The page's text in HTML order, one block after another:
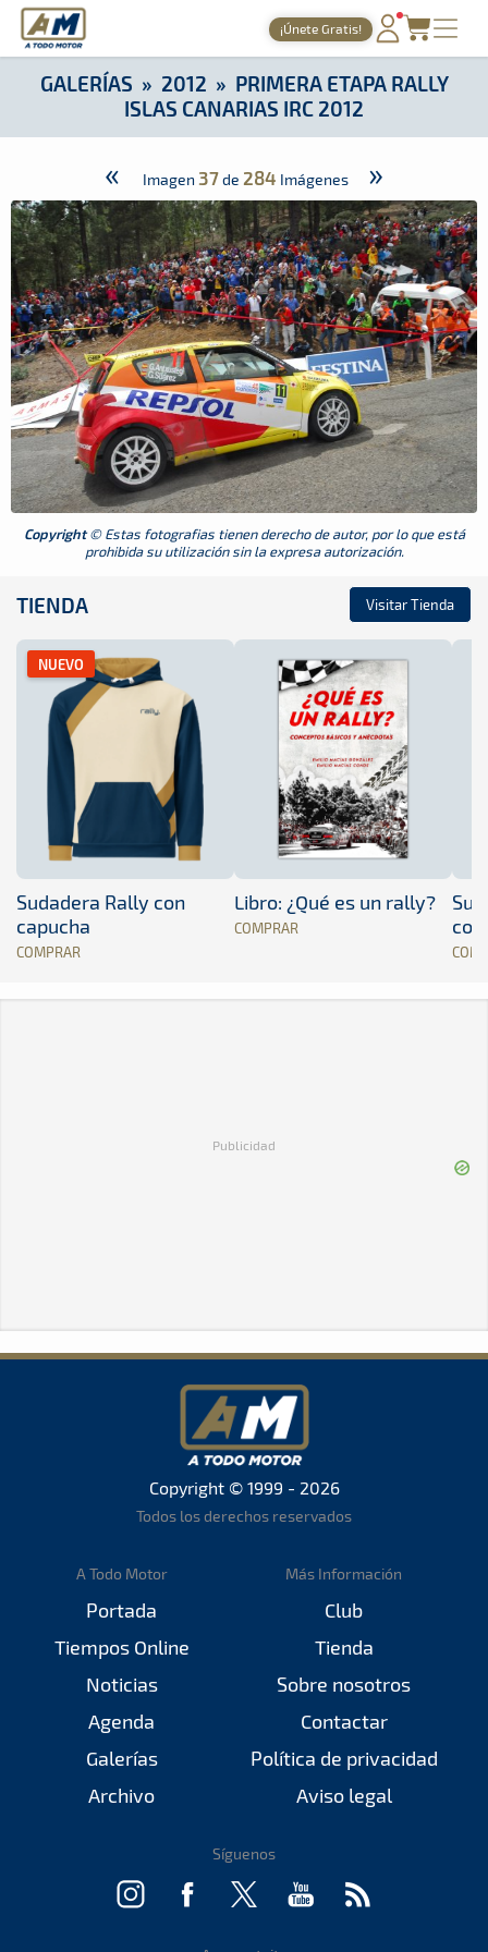
A Todo Motor · Revista del motor desde 1999
¡Únete Gratis!
PORTADA
TIEMPOS ONLINE
AGENDA
GALERÍAS
TIENDA
ARCHIVO
»
GALERÍAS » 2012 » PRIMERA ETAPA RALLY
ISLAS CANARIAS IRC 2012
« Imagen 37de 284 Imágenes »
Copyright© Estas fotografias tienen derecho de autor, por lo que está
prohibida su utilización sin la expresa autorización.
TIENDA Visitar Tienda
NUEVO
Sudadera Rally con
capucha
COMPRAR
Libro: ¿Qué es un rally?
COMPRAR
Publicidad
Copyright © 1999 - 2026
Todos los derechos reservados
A Todo Motor
Portada
Tiempos Online
Noticias
Agenda
Galerías
Archivo
Más Información
Club
Tienda
Sobre nosotros
Contactar
Política de privacidad
Aviso legal
Síguenos